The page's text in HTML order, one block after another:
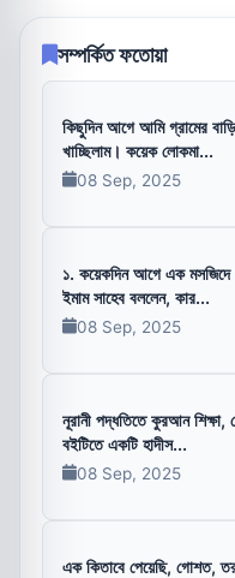
সম্পর্কিত ফতোয়া
কিছুদিন আগে আমি গ্রামের
খাচ্ছিলাম। কয়েক লোকমা...
08 Sep, 2025
১. কয়েকদিন আগে এক মসজিদে
ইমাম সাহেব বললেন, কার...
08 Sep, 2025
নূরানী পদ্ধতিতে কুরআন শিক্ষা,
বইটিতে একটি হাদীস...
08 Sep, 2025
এক কিতাবে পেয়েছি, গোশত,